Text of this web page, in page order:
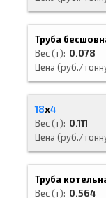
Труба
Вес (т)
0.078
Цена (руб./
18х4
Вес (т)
0.111
Цена (руб./
Труба
Вес (т)
0.564